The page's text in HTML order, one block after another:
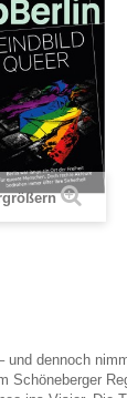
und dennoch
Schöneberger